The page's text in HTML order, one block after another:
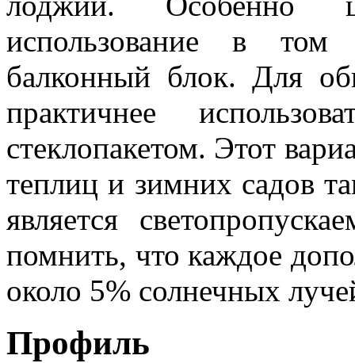
использование в том
балконный блок. Для
практичнее
стеклопакетом. Этот
теплиц и зимних садов
является
помнить, что каждое
около 5% солнечных
Профиль